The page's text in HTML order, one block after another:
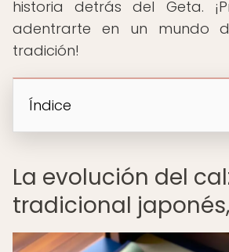
historia detrás del Geta.
adentrarte en un mundo
tradición!
Índice
La evolución del
tradicional